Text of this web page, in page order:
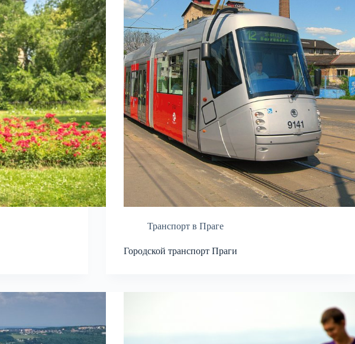
Транспорт в Праге
Городской транспорт Праги